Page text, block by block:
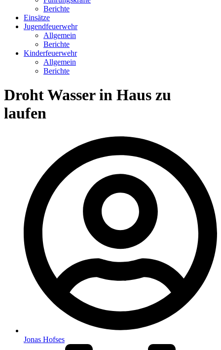
Berichte
Einsätze
Jugend­feuerwehr
Allgemein
Berichte
Kinder­feuerwehr
Allgemein
Berichte
Droht Wasser in Haus zu
laufen
Jonas Hofses